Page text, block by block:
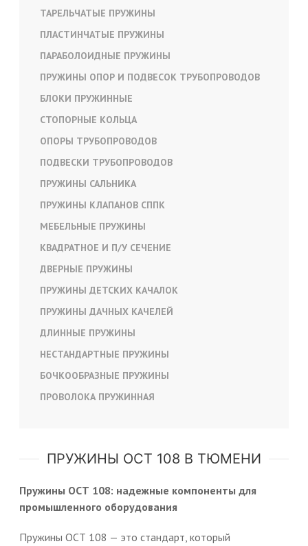
ТАРЕЛЬЧАТЫЕ ПРУЖИНЫ
ПЛАСТИНЧАТЫЕ ПРУЖИНЫ
ПАРАБОЛОИДНЫЕ ПРУЖИНЫ
ПРУЖИНЫ ОПОР И ПОДВЕСОК ТРУБОПРОВОДОВ
БЛОКИ ПРУЖИННЫЕ
СТОПОРНЫЕ КОЛЬЦА
ОПОРЫ ТРУБОПРОВОДОВ
ПОДВЕСКИ ТРУБОПРОВОДОВ
ПРУЖИНЫ САЛЬНИКА
ПРУЖИНЫ КЛАПАНОВ СППК
МЕБЕЛЬНЫЕ ПРУЖИНЫ
КВАДРАТНОЕ И П/У СЕЧЕНИЕ
ДВЕРНЫЕ ПРУЖИНЫ
ПРУЖИНЫ ДЕТСКИХ КАЧАЛОК
ПРУЖИНЫ ДАЧНЫХ КАЧЕЛЕЙ
ДЛИННЫЕ ПРУЖИНЫ
НЕСТАНДАРТНЫЕ ПРУЖИНЫ
БОЧКООБРАЗНЫЕ ПРУЖИНЫ
ПРОВОЛОКА ПРУЖИННАЯ
ПРУЖИНЫ ОСТ 108 В ТЮМЕНИ
Пружины ОСТ 108: надежные компоненты для
промышленного оборудования
Пружины ОСТ 108 — это стандарт, который